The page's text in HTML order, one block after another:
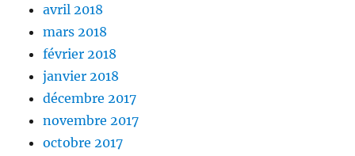
avril 2018
mars 2018
février 2018
janvier 2018
décembre 2017
novembre 2017
octobre 2017